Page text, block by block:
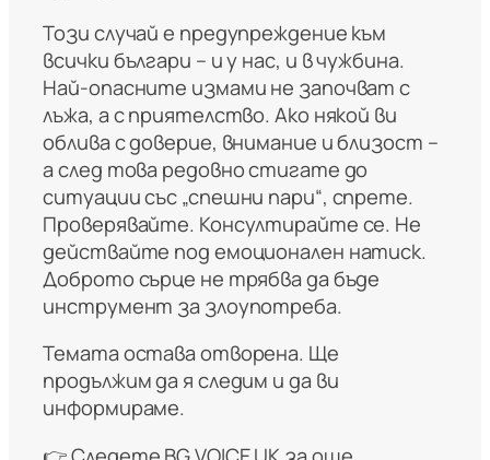
Този случай е предупреждение към
всички българи – и у нас, и в чужбина.
Най-опасните измами не започват с
лъжа, а с приятелство. Ако някой ви
облива с доверие, внимание и близост –
а след това редовно стигате до
ситуации със „спешни пари“, спрете.
Проверявайте. Консултирайте се. Не
действайте под емоционален натиск.
Доброто сърце не трябва да бъде
инструмент за злоупотреба.
Темата остава отворена. Ще
продължим да я следим и да ви
информираме.